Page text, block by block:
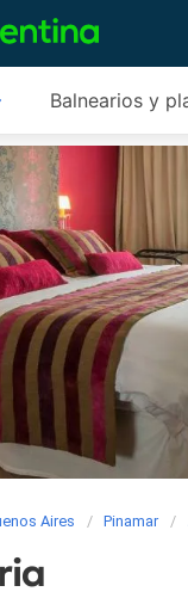
Balnearios y
Aires Pinamar